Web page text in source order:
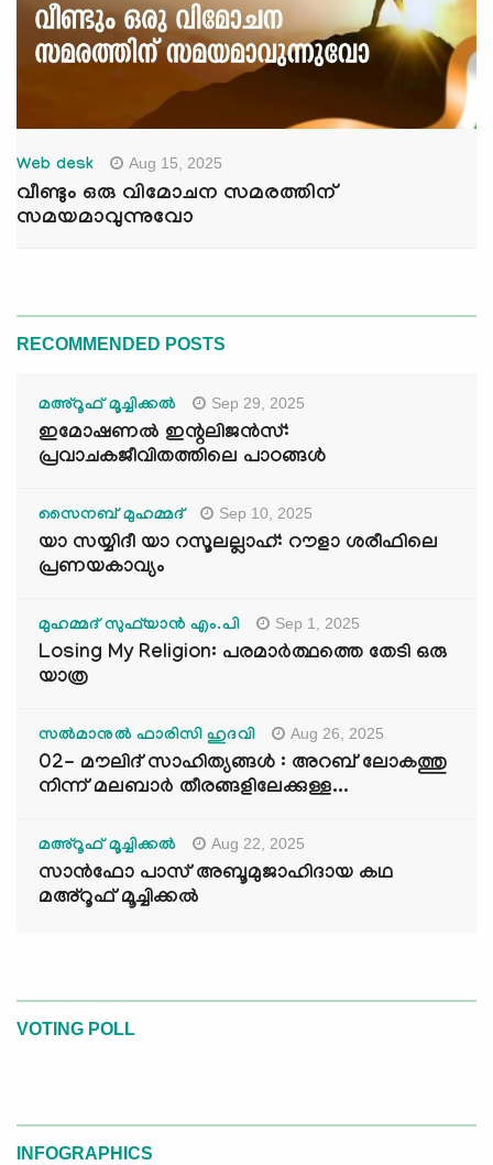
Web desk Aug 15, 2025
വീണ്ടും ഒരു വിമോചന സമരത്തിന്
സമയമാവുന്നുവോ
RECOMMENDED POSTS
മഅ്റൂഫ് മൂച്ചിക്കല്‍ Sep 29, 2025
ഇമോഷണൽ ഇന്റലിജൻസ്:
പ്രവാചകജീവിതത്തിലെ പാഠങ്ങൾ
സൈനബ് മുഹമ്മദ് Sep 10, 2025
യാ സയ്യിദീ യാ റസൂലല്ലാഹ്: റൗളാ ശരീഫിലെ
പ്രണയകാവ്യം
മുഹമ്മദ് സുഫ്‌യാൻ എം.പി Sep 1, 2025
Losing My Religion: പരമാർത്ഥത്തെ തേടി ഒരു
യാത്ര
സൽമാനുൽ ഫാരിസി ഹുദവി Aug 26, 2025
02- മൗലിദ് സാഹിത്യങ്ങൾ : അറബ് ലോകത്തു
നിന്ന് മലബാർ തീരങ്ങളിലേക്കുള്ള...
മഅ്റൂഫ് മൂച്ചിക്കല്‍ Aug 22, 2025
സാൻഫോ പാസ് അബൂമുജാഹിദായ കഥ
മഅ്റൂഫ് മൂച്ചിക്കല്‍
VOTING POLL
INFOGRAPHICS